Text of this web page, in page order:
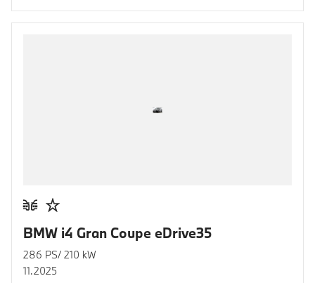
BMW i4 Gran Coupe eDrive35
286 PS/ 210 kW
11.2025